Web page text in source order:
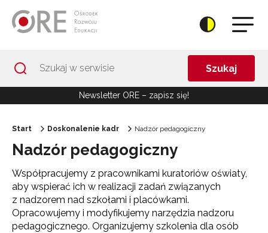
Szukaj
Newsletter ORE – zapisz się!
Start Doskonalenie kadr Nadzór pedagogiczny
Nadzór pedagogiczny
Współpracujemy z pracownikami kuratoriów oświaty,
aby wspierać ich w realizacji zadań związanych
z nadzorem nad szkołami i placówkami.
Opracowujemy i modyfikujemy narzędzia nadzoru
pedagogicznego. Organizujemy szkolenia dla osób